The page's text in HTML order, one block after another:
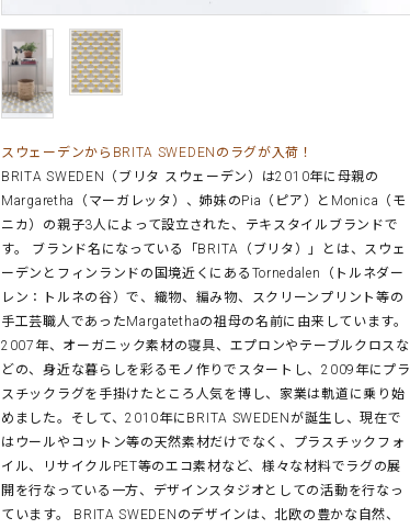
スウェーデンからBRITA SWEDENのラグが入荷！
BRITA SWEDEN（ブリタ スウェーデン）は2010年に母親の
Margaretha（マーガレッタ）、姉妹のPia（ピア）とMonica（モ
ニカ）の親子3人によって設立された、テキスタイルブランドで
す。 ブランド名になっている「BRITA（ブリタ）」とは、スウェ
ーデンとフィンランドの国境近くにあるTornedalen（トルネダー
レン：トルネの谷）で、織物、編み物、スクリーンプリント等の
手工芸職人であったMargatethaの祖母の名前に由来しています。
2007年、オーガニック素材の寝具、エプロンやテーブルクロスな
どの、身近な暮らしを彩るモノ作りでスタートし、2009年にプラ
スチックラグを手掛けたところ人気を博し、家業は軌道に乗り始
めました。そして、2010年にBRITA SWEDENが誕生し、現在で
はウールやコットン等の天然素材だけでなく、プラスチックフォ
イル、リサイクルPET等のエコ素材など、様々な材料でラグの展
開を行なっている一方、デザインスタジオとしての活動を行なっ
ています。 BRITA SWEDENのデザインは、北欧の豊かな自然、